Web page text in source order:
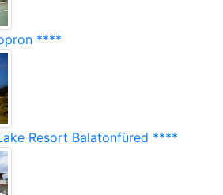
****
Resort Balatonfüred ****